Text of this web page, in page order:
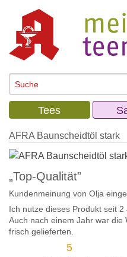
Tees
AFRA Baunscheidtöl stark
„Top-Qualität”
Kundenmeinung von Olja
Ich nutze dieses Produkt seit
Auch nach einem Jahr war die
frisch gelieferten.
5